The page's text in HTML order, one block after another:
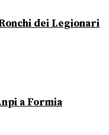
dei Legionari
a Formia